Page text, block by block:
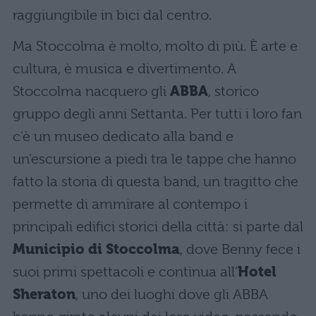
raggiungibile in bici dal centro.
Ma Stoccolma è molto, molto di più. È arte e
cultura, è musica e divertimento. A
Stoccolma nacquero gli ABBA, storico
gruppo degli anni Settanta. Per tutti i loro fan
c’è un museo dedicato alla band e
un’escursione a piedi tra le tappe che hanno
fatto la storia di questa band, un tragitto che
permette di ammirare al contempo i
principali edifici storici della città: si parte dal
Municipio di Stoccolma, dove Benny fece i
suoi primi spettacoli e continua all’Hotel
Sheraton, uno dei luoghi dove gli ABBA